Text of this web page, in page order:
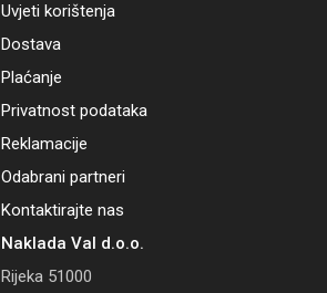
Uvjeti korištenja
Dostava
Plaćanje
Privatnost podataka
Reklamacije
Odabrani partneri
Kontaktirajte nas
Naklada Val d.o.o.
Rijeka 51000